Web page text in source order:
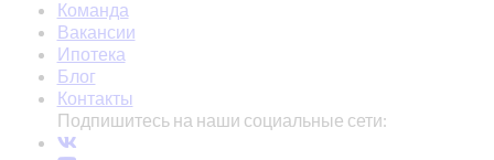
Команда
Вакансии
Ипотека
Блог
Контакты
Подпишитесь на наши социальные сети: